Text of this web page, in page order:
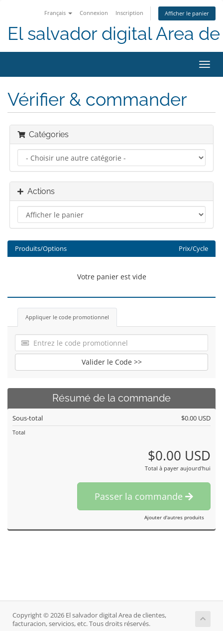
Français Connexion Inscription Afficher le panier
El salvador digital Area
la
Vérifier & commander
Catégories
Actions
Produits/Options Prix/Cycle
Votre panier est vide
Appliquer le code promotionnel
Valider le Code >>
Résumé de la commande
Sous-total $0.00 USD
Total
$0.00 USD
Total à payer aujourd'hui
Passer la commande
Ajouter d'autres produits
Copyright © 2026 El salvador digital Area de clientes,
facturacion, servicios, etc. Tous droits réservés.